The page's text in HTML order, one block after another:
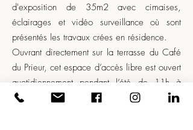
d'exposition de 35m2 avec cimaises,
éclairages et vidéo surveillance où sont
présentés les travaux crées en résidence.
Ouvrant directement sur la terrasse du Café
du Prieur, cet espace d’accès libre est ouvert
quotidiennement pendant l’été de 11h à
18h.